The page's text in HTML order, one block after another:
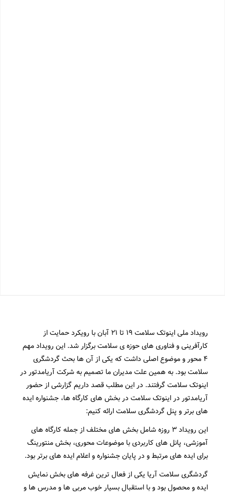
رویداد ملی اینوتک سلامت ۱۹ تا ۲۱ آبان با رویکرد حمایت از
کارآفرینی و فناوری های حوزه ی سلامت برگزار شد. این رویداد مهم
۴ محور و موضوع اصلی داشت که یکی از آن ها بحث گردشگری
سلامت بود. به همین علت مدیران ما تصمیم به شرکت آریامدتور در
اینوتک سلامت گرفتند. در این مطلب قصد داریم گزارشی از حضور
آریامدتور در اینوتک سلامت در بخش های کارگاه ها، جشنواره ایده
های برتر و پنل گردشگری سلامت ارائه کنیم:
این رویداد ۳ روزه شامل بخش های مختلف از جمله کارگاه های
آموزشی، پانل های کاربردی با موضوعات محوری، بخش منتورینگ
برای ایده های مرتبط و در پایان جشنواره و اعلام ایده های برتر بود.
گردشگری سلامت آریا یکی از فعال ترین غرفه های بخش نمایش
ایده و محصول بود و با استقبال بسیار خوب مربی ها و مدرس ها و